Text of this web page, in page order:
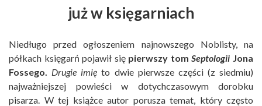
już w księgarniach
Niedługo przed ogłoszeniem najnowszego Noblisty, na
półkach księgarń pojawił siępierwszy tomSeptologii Jona
Fossego.
Drugie imięto dwie pierwsze części (z siedmiu)
najważniejszej powieści w dotychczasowym dorobku
pisarza. W tej książce autor porusza temat, który często